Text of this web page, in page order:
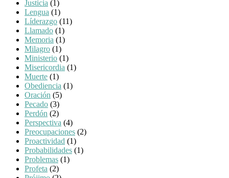
Justicia (1)
Lengua (1)
Líderazgo (11)
Llamado (1)
Memoria (1)
Milagro (1)
Ministerio (1)
Misericordia (1)
Muerte (1)
Obediencia (1)
Oración (5)
Pecado (3)
Perdón (2)
Perspectiva (4)
Preocupaciones (2)
Proactividad (1)
Probabilidades (1)
Problemas (1)
Profeta (2)